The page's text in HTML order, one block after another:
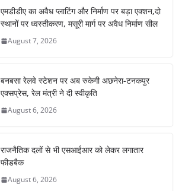
एमडीडीए का अवैध प्लाटिंग और निर्माण पर बड़ा एक्शन,दो
स्थानों पर ध्वस्तीकरण, मसूरी मार्ग पर अवैध निर्माण सील
August 7, 2026
बनबसा रेलवे स्टेशन पर अब रुकेगी अछनेरा-टनकपुर
एक्सप्रेस, रेल मंत्री ने दी स्वीकृति
August 6, 2026
राजनैतिक दलों से भी एसआईआर को लेकर लगातार
फीडबैक
August 6, 2026